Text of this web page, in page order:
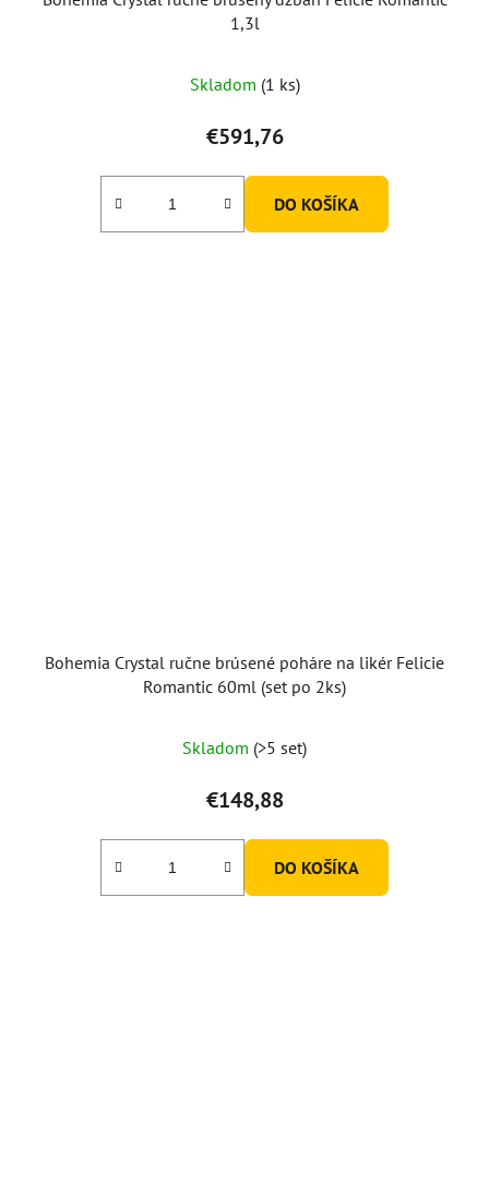
1,3l
Skladom (1 ks)
€591,76
DO KOŠÍKA
Bohemia Crystal ručne brúsené poháre na likér Felicie
Romantic 60ml (set po 2ks)
Skladom (>5 set)
€148,88
DO KOŠÍKA